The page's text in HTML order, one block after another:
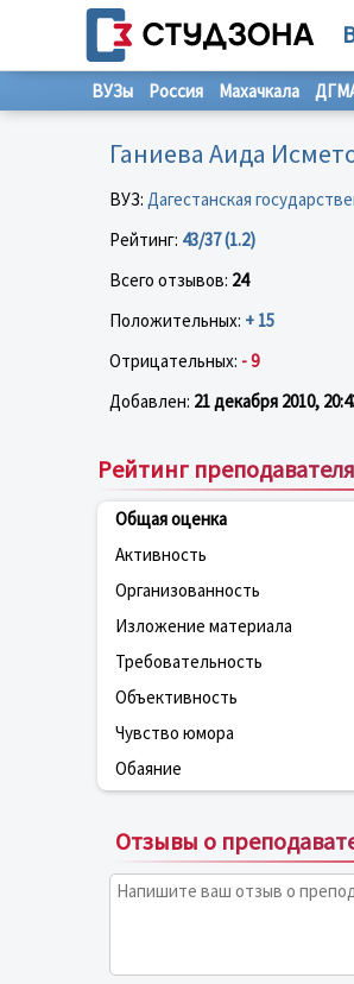
ВУЗы Россия Махачкала
Ганиева Аида
ВУЗ: Дагестанская
Рейтинг: 43/37 (1.2)
Всего отзывов: 24
Положительных: + 15
Отрицательных: - 9
Добавлен: 21 декабря 2010,
Рейтинг преподавателя
Общая оценка
Активность
Организованность
Изложение материала
Требовательность
Объективность
Чувство юмора
Обаяние
Отзывы о